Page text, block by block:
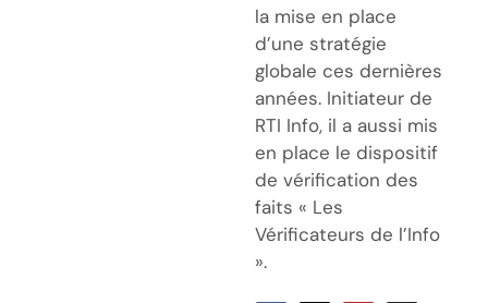
la mise en place
d’une stratégie
globale ces dernières
années. Initiateur de
RTI Info, il a aussi mis
en place le dispositif
de vérification des
faits « Les
Vérificateurs de l’Info
».